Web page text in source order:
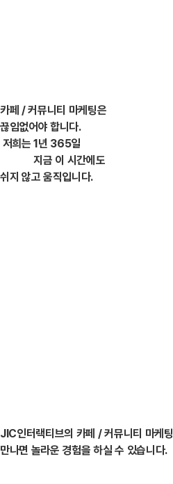
카페 / 커뮤니티 마케팅은
끊임없어야 합니다.
저희는1년 365일
지금 이 시간에도
쉬지 않고 움직입니다.
신규 광고주문의
199여 건
JIC인터랙티브의 카페 / 커뮤니티 마케팅
만나면 놀라운 경험을 하실 수 있습니다.